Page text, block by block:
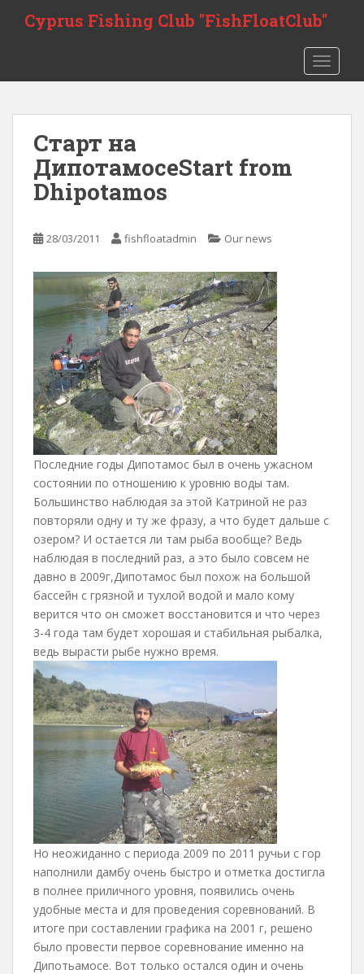
t
Cyprus Fishing Club "FishFloatClub"
Старт на
ДипотамосеStart from
Dhipotamos
28/03/2011 fishfloatadmin Our news
Последние годы Дипотамос был в очень ужасном
состоянии по отношению к уровню воды там.
Большинство наблюдая за этой Катриной не раз
повторяли одну и ту же фразу, а что будет дальше с
озером? И остается ли там рыба вообще? Ведь
наблюдая в последний раз, а это было совсем не
давно в 2009г,Дипотамос был похож на большой
бассейн с грязной и тухлой водой и мало кому
верится что он сможет восстановится и что через
3-4 года там будет хорошая и стабильная рыбалка,
ведь вырасти рыбе нужно время.
Но неожиданно с периода 2009 по 2011 ручьи с гор
наполнили дамбу очень быстро и отметка достигла
в полнее приличного уровня, появились очень
удобные места и для проведения соревнований. В
итоге при составлении графика на 2001 г, решено
было провести первое соревнование именно на
Дипотьамосе. Вот только остался один и очень